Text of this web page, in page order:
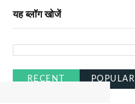
Here
यह ब्लॉग खोजें
RECENT POPULAR